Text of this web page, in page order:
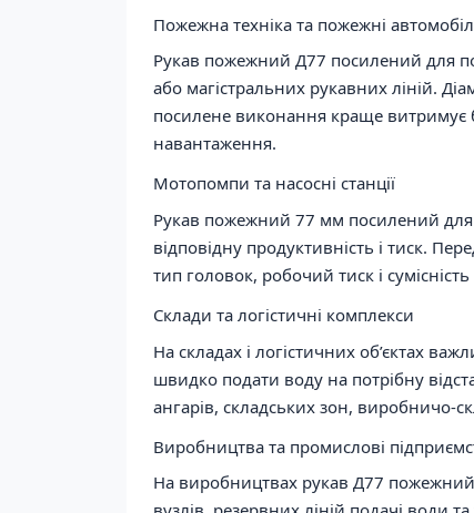
Пожежна техніка та пожежні
Рукав пожежний Д77 посилений для
або магістральних рукавних ліній.
посилене виконання краще витримує
навантаження.
Мотопомпи та насосні станції
Рукав пожежний 77 мм посилений для
відповідну продуктивність і тиск.
тип головок, робочий тиск і сумісність
Склади та логістичні комплекси
На складах і логістичних об’єктах
швидко подати воду на потрібну
ангарів, складських зон, виробничо-
Виробництва та промислові
На виробництвах рукав Д77 пожежний